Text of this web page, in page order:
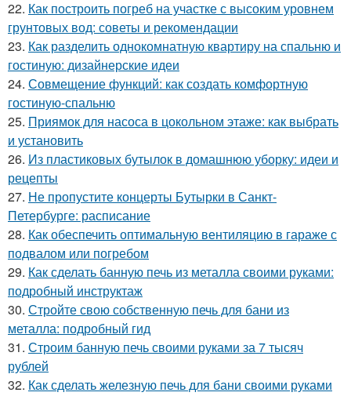
22. Как построить погреб на участке с высоким уровнем
грунтовых вод: советы и рекомендации
23. Как разделить однокомнатную квартиру на спальню и
гостиную: дизайнерские идеи
24. Совмещение функций: как создать комфортную
гостиную-спальню
25. Приямок для насоса в цокольном этаже: как выбрать
и установить
26. Из пластиковых бутылок в домашнюю уборку: идеи и
рецепты
27. Не пропустите концерты Бутырки в Санкт-
Петербурге: расписание
28. Как обеспечить оптимальную вентиляцию в гараже с
подвалом или погребом
29. Как сделать банную печь из металла своими руками:
подробный инструктаж
30. Стройте свою собственную печь для бани из
металла: подробный гид
31. Строим банную печь своими руками за 7 тысяч
рублей
32. Как сделать железную печь для бани своими руками